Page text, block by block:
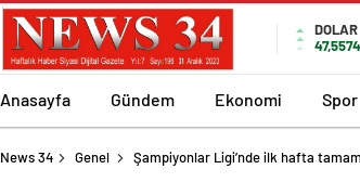
DOLAR
47,5574
Anasayfa Gündem Ekonomi Spor
News 34 Genel Şampiyonlar Ligi’nde ilk hafta